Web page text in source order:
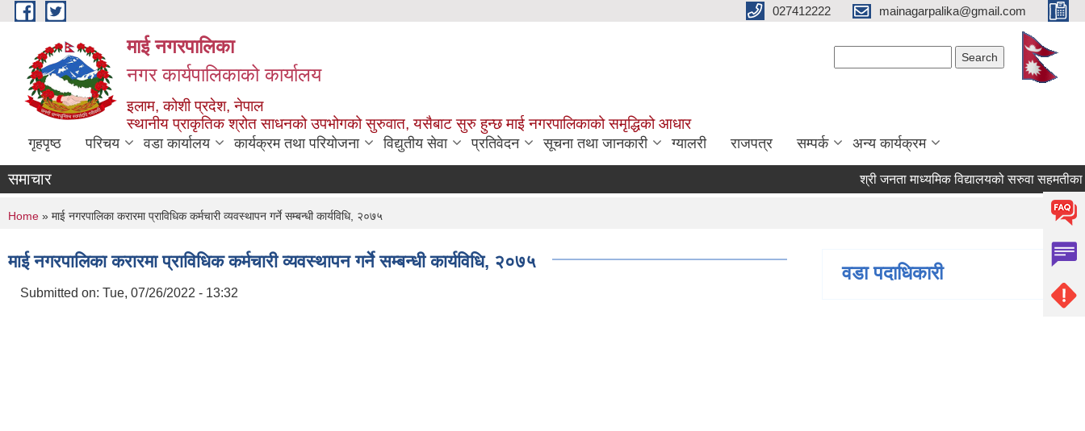
Skip to main content 027412222 mainagarpalika@gmail.com
माई नगरपालिका
नगर कार्यपालिकाको कार्यालय
इलाम, कोशी प्रदेश, नेपाल
स्थानीय प्राकृतिक श्रोत साधनको उपभोगको सुरुवात, यसैबाट सुरु हुन्छ माई नगरपालिकाको समृद्धिको आधार
गृहपृष्ठ परिचय वडा कार्यालय कार्यक्रम तथा परियोजना विद्युतीय सेवा प्रतिवेदन सूचना तथा जानकारी ग्यालरी राजपत्र सम्पर्क अन्य कार्यक्रम
समाचार श्री जनता माध्यमिक विद्यालयको सरुवा सहमतीका
You are here
Home » माई नगरपालिका करारमा प्राविधिक कर्मचारी व्यवस्थापन गर्ने सम्बन्धी कार्यविधि, २०७५
माई नगरपालिका करारमा प्राविधिक कर्मचारी व्यवस्थापन गर्ने सम्बन्धी कार्यविधि, २०७५
Submitted on: Tue, 07/26/2022 - 13:32
वडा पदाधिकारी